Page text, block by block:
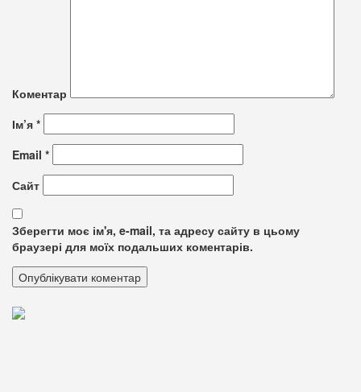
Коментар
Ім’я *
Email *
Сайт
Зберегти моє ім'я, e-mail, та адресу сайту в цьому
браузері для моїх подальших коментарів.